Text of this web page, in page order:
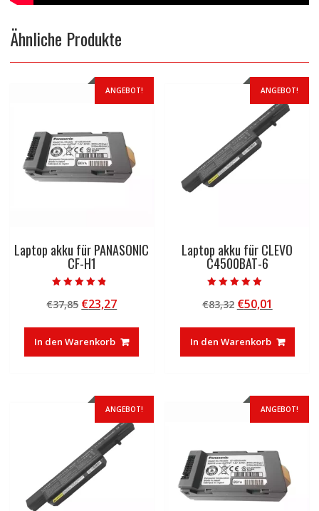
Ähnliche Produkte
ANGEBOT!
Laptop akku für PANASONIC
CF-H1
4.50
von 5
€37,85 Ursprünglicher
war:
€37,85
€23,27Aktueller
ist:
€23,27.
In den Warenkorb
ANGEBOT!
Laptop akku für CLEVO
C4500BAT-6
5.00
von 5
€83,32 Ursprünglicher
war:
€83,32
€50,01
ist:
€50,01.
In den Warenkorb
ANGEBOT! ANGEBOT!